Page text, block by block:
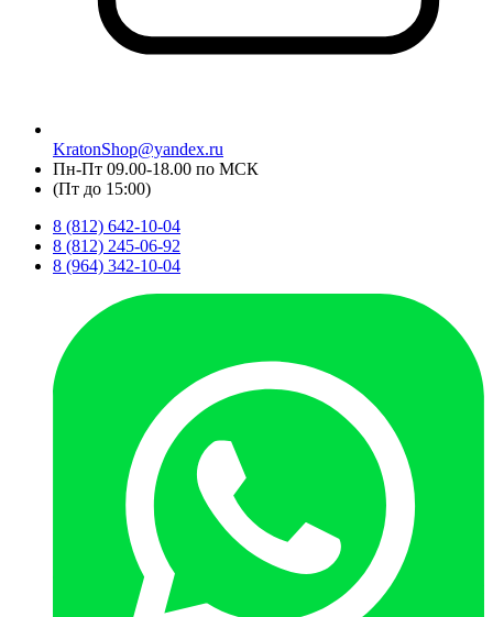
KratonShop@yandex.ru
Пн-Пт 09.00-18.00 по МСК
(Пт до 15:00)
8 (812) 642-10-04
8 (812) 245-06-92
8 (964) 342-10-04